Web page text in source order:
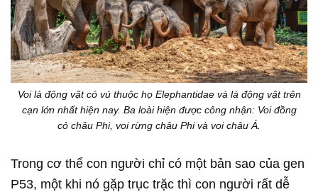
Voi là động vật có vú thuộc họ Elephantidae và là động vật trên
cạn lớn nhất hiện nay. Ba loài hiện được công nhận: Voi đồng
cỏ châu Phi, voi rừng châu Phi và voi châu Á.
Trong cơ thể con người chỉ có một bản sao của gen
P53, một khi nó gặp trục trặc thì con người rất dễ